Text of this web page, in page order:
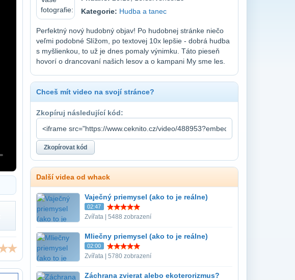
Kategorie: Hudba a tanec
Perfektný nový hudobný objav! Po hudobnej stránke niečo
veľmi podobné Slížom, po textovej 10x lepšie - dobrá hudba
s myšlienkou, to už je dnes pomaly výnimku. Táto pieseň
hovorí o drancovaní našich lesov a o kampani My sme les.
Chceš mít video na svojí stránce?
Zkopíruj následující kód:
Další videa od whack
Vaječný priemysel (ako to je reálne)
02:47
Zvířata | 5488 zobrazení
Mliečny priemysel (ako to je reálne)
02:00
Zvířata | 5780 zobrazení
Záchrana zvierat alebo ekoterorizmus?